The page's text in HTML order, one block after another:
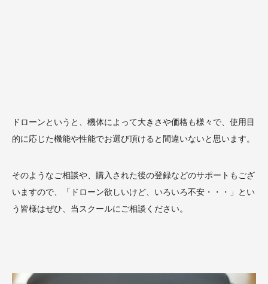
ドローンというと、機体によって大きさや価格も様々で、使用目
的に応じた機能や性能でお選び頂けると間違いないと思います。
そのようなご相談や、購入された後の登録などのサポートもござ
いますので、「ドローン欲しいけど、いろいろ不安・・・」とい
う皆様はぜひ、当スクールにご相談ください。